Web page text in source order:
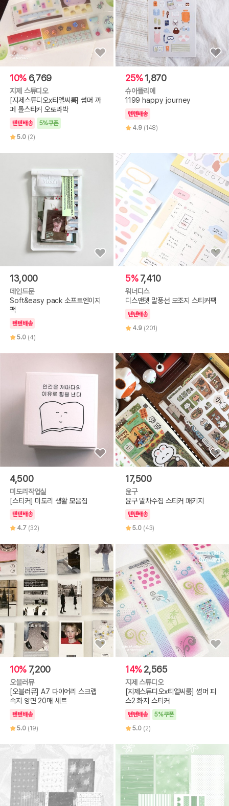
10% 6,769
지제 스튜디오
[지제스튜디오x티엘씨룸] 썸머 까
페 롤스티커 오로라박
텐텐배송
5%쿠폰
5.0 (2)
25%1,870
슈아뜰리에
1199 happy journey
텐텐배송
4.9 (148)
13,000
데인드문
Soft&easy pack 소프트엔이지
팩
텐텐배송
5.0 (4)
5% 7,410
워너디스
디스앤뎃 말풍선 모조지 스티커팩
텐텐배송
4.9 (201)
4,500
미도리작업실
[스티커] 미도리 생활 모음집
텐텐배송
4.7 (32)
17,500
윤구
윤구 말차수집 스티커 패키지
텐텐배송
5.0 (43)
10% 7,200
오블러뮤
[오블러뮤] A7 다이어리 스크랩
속지 양면 20매 세트
텐텐배송
5.0 (19)
14%2,565
지제 스튜디오
[지제스튜디오x티엘씨룸] 썸머 피
스2 화지 스티커
텐텐배송
5%쿠폰
5.0 (2)